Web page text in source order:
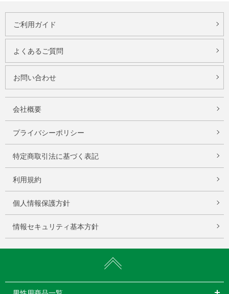
ご利用ガイド
よくあるご質問
お問い合わせ
会社概要
プライバシーポリシー
特定商取引法に基づく表記
利用規約
個人情報保護方針
情報セキュリティ基本方針